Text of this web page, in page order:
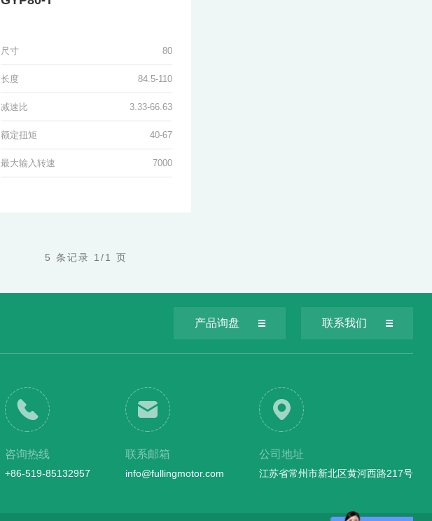
尺寸 80
长度 84.5-110
减速比 3.33-66.63
额定扭矩 40-67
最大输入转速 7000
5 条记录 1/1 页
产品询盘 联系我们
咨询热线
+86-519-85132957
联系邮箱
info@fullingmotor.com
公司地址
江苏省常州市新北区黄河西路217号